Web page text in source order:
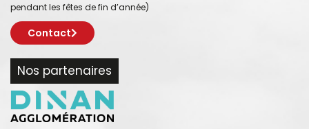
pendant les fêtes de fin d’année)
Contact
Nos partenaires